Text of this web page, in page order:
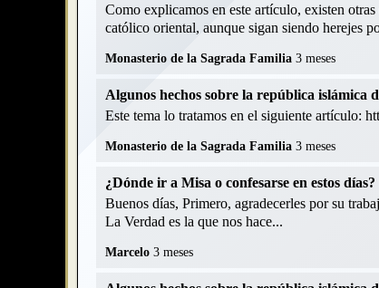
Como explicamos en este artículo, existen
católico oriental, aunque sigan siendo herejes
Monasterio de la Sagrada Familia 3 meses
Algunos hechos sobre la república islámica
Este tema lo tratamos en el siguiente artículo:
Monasterio de la Sagrada Familia 3 meses
¿Dónde ir a Misa o confesarse en estos
Buenos días, Primero, agradecerles por su
La Verdad es la que nos hace...
Marcelo 3 meses